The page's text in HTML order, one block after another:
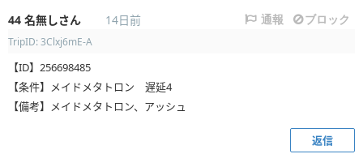
44 名無しさん 14日前 通報 ブロック
TripID: 3Clxj6mE-A
【ID】256698485
【条件】メイドメタトロン 遅延4
【備考】メイドメタトロン、アッシュ
返信